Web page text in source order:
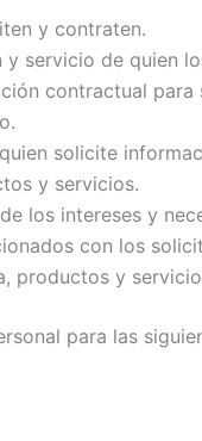
y contraten.
servicio de quien
contractual
solicite
y servicios.
los intereses y
con los
productos y
para las